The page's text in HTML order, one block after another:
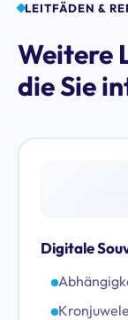
LEITFÄDEN &
Weitere
die Sie
Digitale